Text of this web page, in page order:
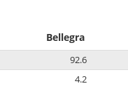
Bellegra
92.6
4.2